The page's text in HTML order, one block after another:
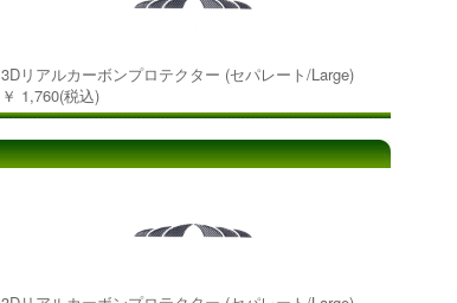
3Dリアルカーボンプロテクター (セパレート/Large)
￥ 1,760(税込)